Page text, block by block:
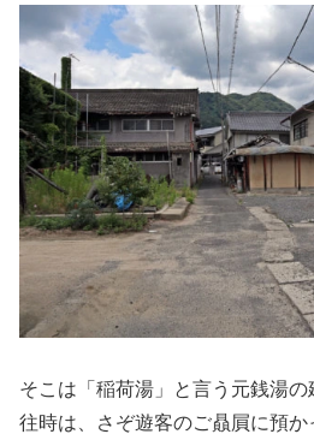
そこは「稲荷湯」と言う元銭湯の
往時は、さぞ遊客のご贔屓に預か